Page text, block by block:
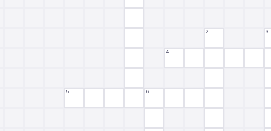
2 3
4
5 6